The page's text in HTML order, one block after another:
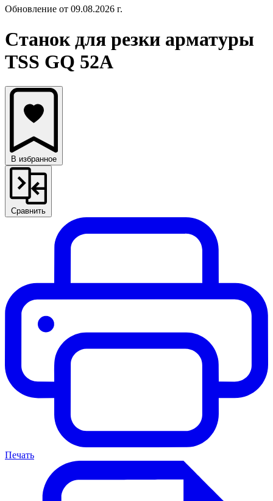
Обновление от 09.08.2026 г.
Станок для резки арматуры
TSS GQ 52A
В избранное
Сравнить
Печать